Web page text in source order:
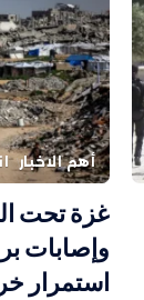
أهم الاخبار
غزة تحت
وإصابات
استمرار